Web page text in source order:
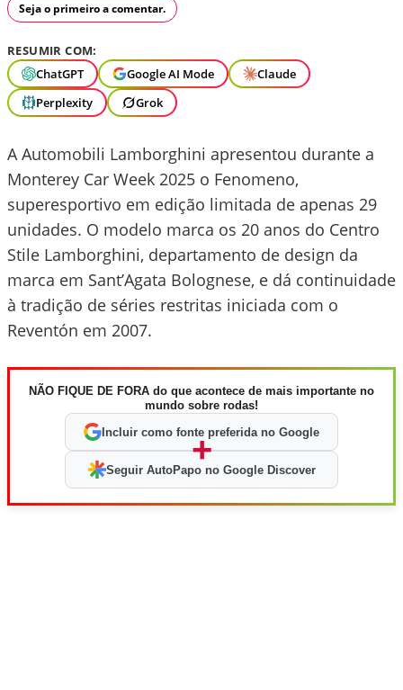
Seja o primeiro a comentar.
RESUMIR COM:
ChatGPT
Google AI Mode
Claude
Perplexity
Grok
A Automobili Lamborghini apresentou durante a
Monterey Car Week 2025 o Fenomeno,
superesportivo em edição limitada de apenas 29
unidades. O modelo marca os 20 anos do Centro
Stile Lamborghini, departamento de design da
marca em Sant’Agata Bolognese, e dá continuidade
à tradição de séries restritas iniciada com o
Reventón em 2007.
NÃO FIQUE DE FORA do que acontece de mais importante no
mundo sobre rodas!
Incluir como fonte preferida no Google
+
Seguir AutoPapo no Google Discover